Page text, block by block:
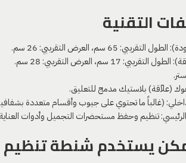
التقنية
65 سم، العرض التقريبي: 26 سم.
17 سم، العرض التقريبي: 28 سم.
(علاّقة) بلاستيك مدمج للتعليق.
(غالباً ما تحتوي على جيوب وأقسام متعددة
تنظيم وحفظ مستحضرات التجميل وأدوات العناية
يستخدم شنطة تنظيم